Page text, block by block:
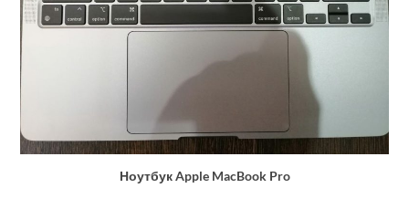
Ноутбук Apple MacBook Pro